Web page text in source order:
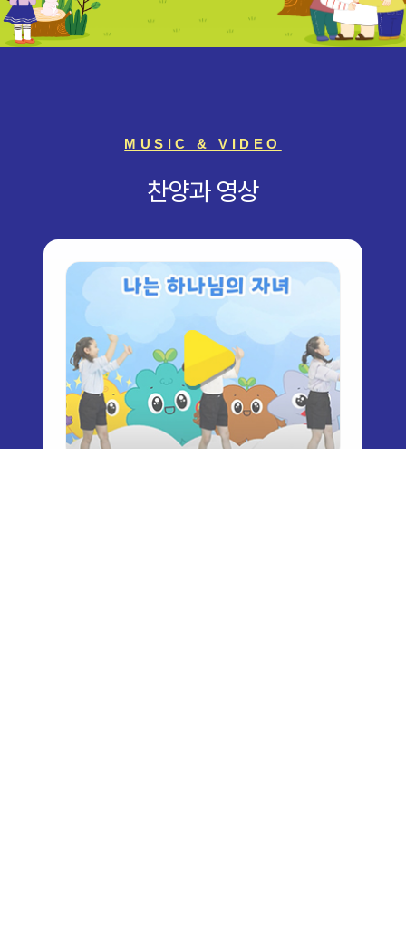
MUSIC & VIDEO
찬양과 영상